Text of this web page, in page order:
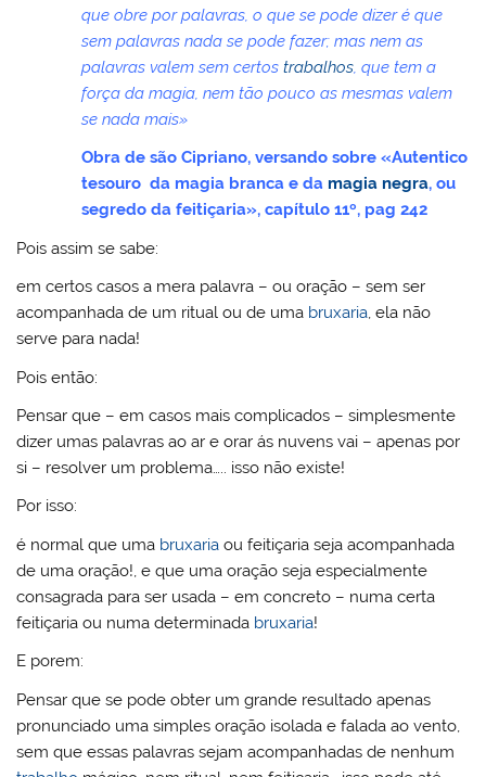
que obre por palavras, o que se pode dizer é que
sem palavras nada se pode fazer; mas nem as
palavras valem sem certostrabalhos, que tem a
força da magia, nem tão pouco as mesmas valem
se nada mais»
Obra de são Cipriano, versando sobre «Autentico
tesouro da magia branca e da magia negra, ou
segredo da feitiçaria», capítulo 11º, pag 242
Pois assim se sabe:
em certos casos a mera palavra – ou oração – sem ser
acompanhada de um ritual ou de uma bruxaria, ela não
serve para nada!
Pois então:
Pensar que – em casos mais complicados – simplesmente
dizer umas palavras ao ar e orar ás nuvens vai – apenas por
si – resolver um problema….. isso não existe!
Por isso:
é normal que uma bruxaria ou feitiçaria seja acompanhada
de uma oração!, e que uma oração seja especialmente
consagrada para ser usada – em concreto – numa certa
feitiçaria ou numa determinada bruxaria!
E porem:
Pensar que se pode obter um grande resultado apenas
pronunciado uma simples oração isolada e falada ao vento,
sem que essas palavras sejam acompanhadas de nenhum